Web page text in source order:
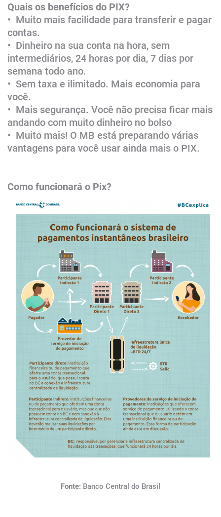
Quais os benefícios do PIX?
• Muito mais facilidade para transferir e pagar
contas.
• Dinheiro na sua conta na hora, sem
intermediários, 24 horas por dia, 7 dias por
semana todo ano.
• Sem taxa e ilimitado. Mais economia para
você.
• Mais segurança. Você não precisa ficar mais
andando com muito dinheiro no bolso
• Muito mais! O MB está preparando várias
vantagens para você usar ainda mais o PIX. ​
Como funcionará o Pix?
​Fonte: Banco Central do Brasil